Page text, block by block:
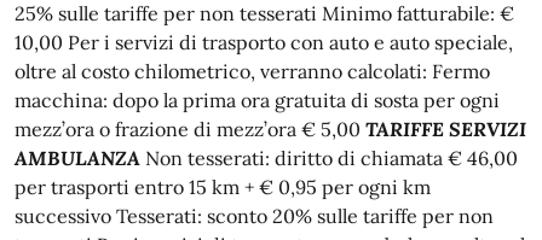
25% sulle tariffe per non tesserati Minimo fatturabile: €
10,00 Per i servizi di trasporto con auto e auto speciale,
oltre al costo chilometrico, verranno calcolati: Fermo
macchina: dopo la prima ora gratuita di sosta per ogni
mezz’ora o frazione di mezz’ora € 5,00 TARIFFE SERVIZI
AMBULANZA Non tesserati: diritto di chiamata € 46,00
per trasporti entro 15 km + € 0,95 per ogni km
successivo Tesserati: sconto 20% sulle tariffe per non